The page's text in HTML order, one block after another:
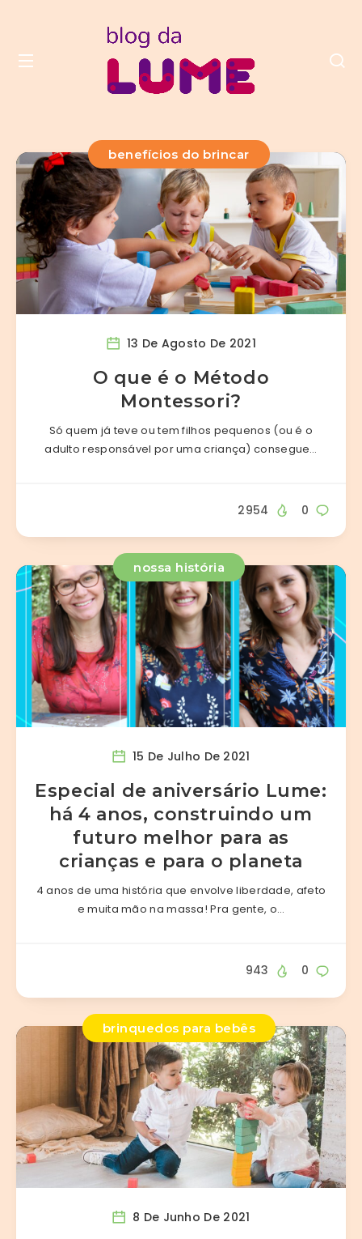
benefícios do brincar
13 De Agosto De 2021
O que é o Método
Montessori?
Só quem já teve ou tem filhos pequenos (ou é o
adulto responsável por uma criança) consegue…
0
2954
nossa história
15 De Julho De 2021
Especial de aniversário Lume:
há 4 anos, construindo um
futuro melhor para as
crianças e para o planeta
4 anos de uma história que envolve liberdade, afeto
e muita mão na massa! Pra gente, o…
0
943
brinquedos para bebês
8 De Junho De 2021